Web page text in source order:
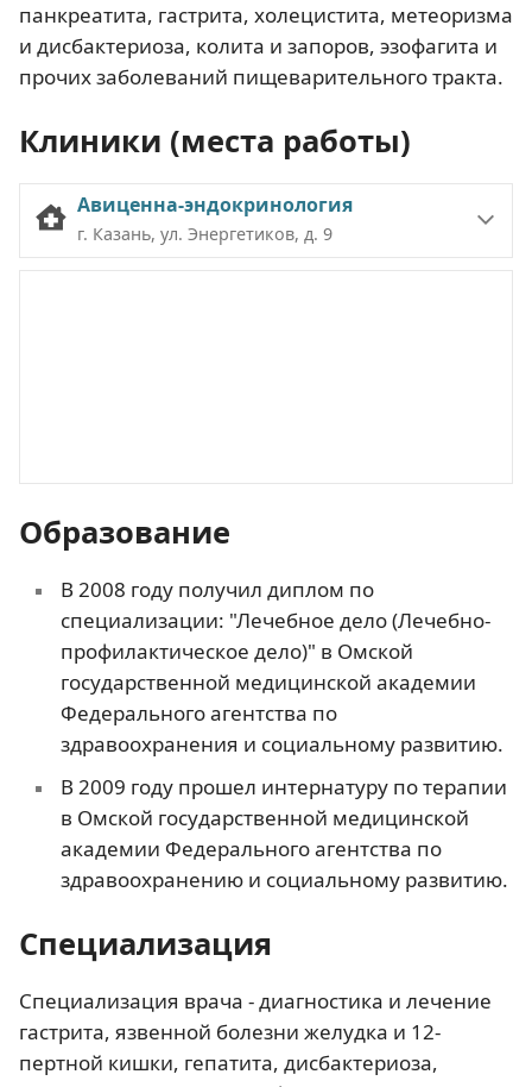
панкреатита, гастрита, холецистита, метеоризма
и дисбактериоза, колита и запоров, эзофагита и
прочих заболеваний пищеварительного тракта.
Клиники (места работы)
Авиценна-эндокринология
г. Казань, ул. Энергетиков, д. 9
Образование
В 2008 году получил диплом по
специализации: "Лечебное дело (Лечебно-
профилактическое дело)" в Омской
государственной медицинской академии
Федерального агентства по
здравоохранения и социальному развитию.
В 2009 году прошел интернатуру по терапии
в Омской государственной медицинской
академии Федерального агентства по
здравоохранению и социальному развитию.
Специализация
Специализация врача - диагностика и лечение
гастрита, язвенной болезни желудка и 12-
пертной кишки, гепатита, дисбактериоза,